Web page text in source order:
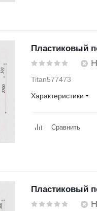
Пластиковый
Titan577473
Характеристики
Сравнить
Пластиковый